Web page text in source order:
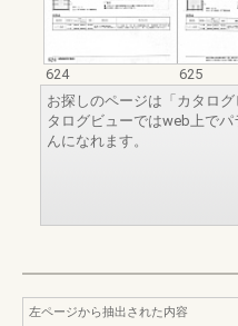
624
625
お探しのページは「カタロ
タログビューではweb上で
んになれます。
左ページから抽出された内容